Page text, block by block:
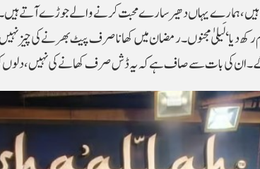
ہیں، ہمارے یہاں دھیر سارے محبت کرنے والے جوڑے آتے ہیں۔
رکھ دیا ‘لَیلیٰ مجنوں۔ رمضان میں کھانا صرف پیٹ بھرنے کی چیز
گے۔ ان کی بات سے صاف ہے کہ یہ ڈش صرف کھانے کی نہیں،